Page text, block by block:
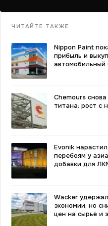
ЧИТАЙТЕ ТАКЖЕ
Nippon Paint
прибыль и
автомобильный
Chemours
титана: рост с
Evonik
перебоям у
добавки для
Wacker
экономии, но
цен на сырьё и